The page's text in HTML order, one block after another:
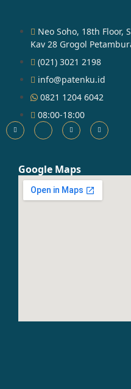
Neo Soho, 18th Floor,
Kav 28 Grogol
(021) 3021 2198
info@patenku.id
0821 1204 6042
08:00-18:00
Google Maps